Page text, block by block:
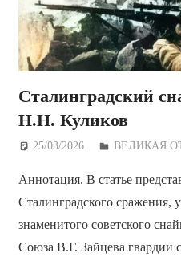
Сталинградский
Н.Н. Куликов
25/03/2026 Дежурный по
ВЕЛИКАЯ
Аннотация. В статье
Сталинградского сражения,
знаменитого советского
Союза В.Г. Зайцева гвардии